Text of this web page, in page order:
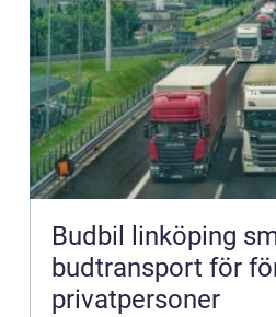
Budbil linköping smidig
budtransport för
privatpersoner